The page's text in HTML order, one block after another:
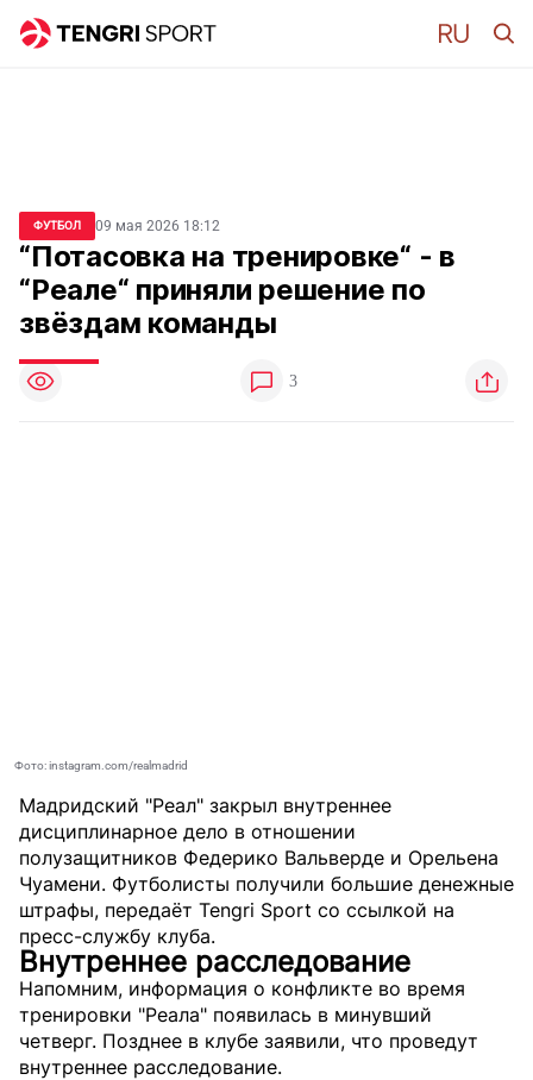
ФУТБОЛ 09 мая 2026 18:12
“Потасовка на тренировке“ - в
“Реале“ приняли решение по
звёздам команды
3
Фото: instagram.com/realmadrid
Мадридский "Реал" закрыл внутреннее
дисциплинарное дело в отношении
полузащитников Федерико Вальверде и Орельена
Чуамени. Футболисты получили большие денежные
штрафы, передаёт Tengri Sport со ссылкой на
пресс-службу клуба.
Внутреннее расследование
Напомним, информация о конфликте во время
тренировки "Реала" появилась в минувший
четверг. Позднее в клубе заявили, что проведут
внутреннее расследование.